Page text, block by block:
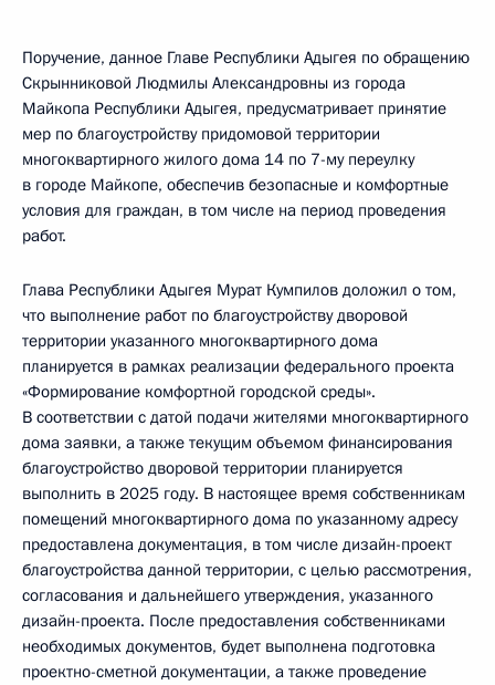
Поручение, данное Главе Республики Адыгея по обращению
Скрынниковой Людмилы Александровны из города
Майкопа Республики Адыгея, предусматривает принятие
мер по благоустройству придомовой территории
многоквартирного жилого дома 14 по 7-му переулку
в городе Майкопе, обеспечив безопасные и комфортные
условия для граждан, в том числе на период проведения
работ.
Глава Республики Адыгея Мурат Кумпилов доложил о том,
что выполнение работ по благоустройству дворовой
территории указанного многоквартирного дома
планируется в рамках реализации федерального проекта
«Формирование комфортной городской среды».
В соответствии с датой подачи жителями многоквартирного
дома заявки, а также текущим объемом финансирования
благоустройство дворовой территории планируется
выполнить в 2025 году. В настоящее время собственникам
помещений многоквартирного дома по указанному адресу
предоставлена документация, в том числе дизайн-проект
благоустройства данной территории, с целью рассмотрения,
согласования и дальнейшего утверждения, указанного
дизайн-проекта. После предоставления собственниками
необходимых документов, будет выполнена подготовка
проектно-сметной документации, а также проведение